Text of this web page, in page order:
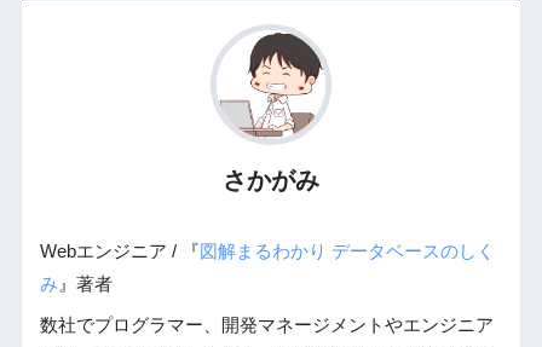
さかがみ
Webエンジニア / 『図解まるわかり データベースのしく
み 』著者
数社でプログラマー、開発マネージメントやエンジニア